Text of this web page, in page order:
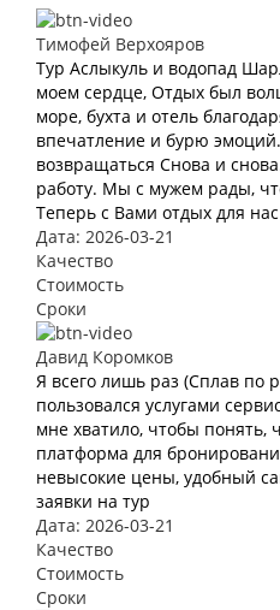
Тимофей Верхояров
Тур Аслыкуль и водопад
моем сердце, Отдых был
море, бухта и отель
впечатление и бурю
возвращаться Снова и
работу. Мы с мужем рады,
Теперь с Вами отдых для
Дата: 2026-03-21
Качество
Стоимость
Сроки
Давид Коромков
Я всего лишь раз (Сплав по
пользовался услугами
мне хватило, чтобы понять,
платформа для
невысокие цены, удобный
заявки на тур
Дата: 2026-03-21
Качество
Стоимость
Сроки